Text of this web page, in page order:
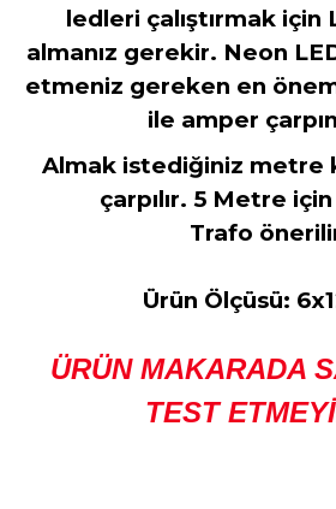
ledleri çalıştırmak için
almanız gerekir. Neon
etmeniz gereken en
ile amper
Almak istediğiniz metre
çarpılır. 5 Metre
Trafo
Ürün Ölçüsü:
ÜRÜN MAKARADA
TEST